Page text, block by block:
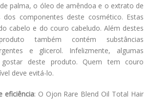
palma, o óleo de amêndoa e o extrato de
dos componentes deste cosmético. Estas
cabelo e do couro cabeludo. Além destes
também contém substâncias
e glicerol. Infelizmente, algumas
deste produto. Quem tem couro
deve evitá-lo.
eficiência: O Ojon Rare Blend Oil Total Hair